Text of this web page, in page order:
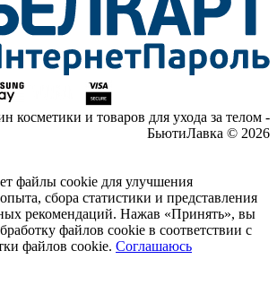
косметики и товаров для ухода за телом -
БьютиЛавка © 2026
файлы cookie для улучшения
сбора статистики и представления
рекомендаций. Нажав «Принять», вы
файлов cookie в соответствии с
файлов cookie. Соглашаюсь